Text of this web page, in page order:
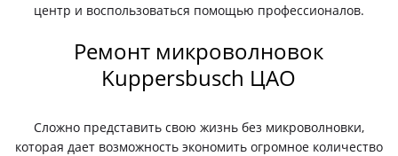
центр и воспользоваться помощью профессионалов.
Ремонт микроволновок
Kuppersbusch ЦАО
Сложно представить свою жизнь без микроволновки,
которая дает возможность экономить огромное количество